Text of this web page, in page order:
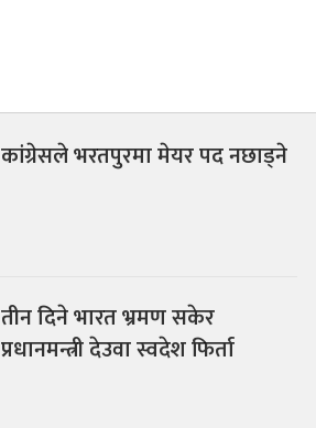
कांग्रेसले भरतपुरमा मेयर पद नछाड्ने
तीन दिने भारत भ्रमण सकेर
प्रधानमन्त्री देउवा स्वदेश फिर्ता